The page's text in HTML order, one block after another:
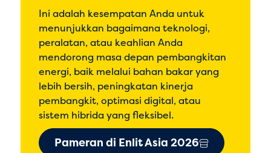
Ini adalah kesempatan Anda untuk
menunjukkan bagaimana teknologi,
peralatan, atau keahlian Anda
mendorong masa depan pembangkitan
energi, baik melalui bahan bakar yang
lebih bersih, peningkatan kinerja
pembangkit, optimasi digital, atau
sistem hibrida yang fleksibel.
Pameran di Enlit Asia 2026